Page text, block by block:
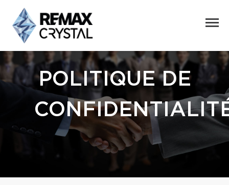
POLITIQUE DE